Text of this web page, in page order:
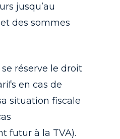
jusqu’au
des sommes
réserve le droit
en cas de
situation fiscale
futur à la TVA).